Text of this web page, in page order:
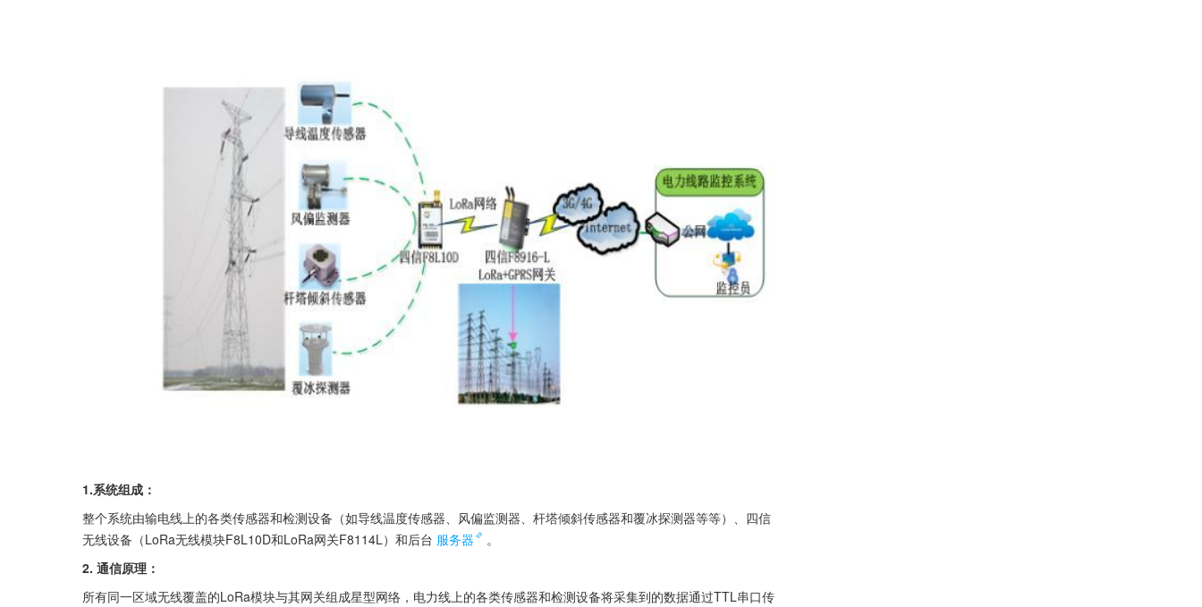
1.系统组成：
整个系统由输电线上的各类传感器和检测设备（如导线温度传感器、风偏监测器、杆塔倾斜传感器和覆冰探测器等等）、四信
无线设备（LoRa无线模块F8L10D和LoRa网关F8114L）和后台 服务器
。
2. 通信原理：
所有同一区域无线覆盖的LoRa模块与其网关组成星型网络，电力线上的各类传感器和检测设备将采集到的数据通过TTL串口传